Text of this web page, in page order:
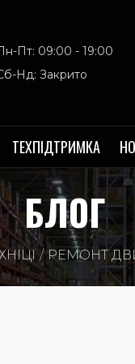
Пт: 09:00 - 19:00
Нд: Закрито
ТЕХПІДТРИМКА
БЛОГ
РЕМОНТ